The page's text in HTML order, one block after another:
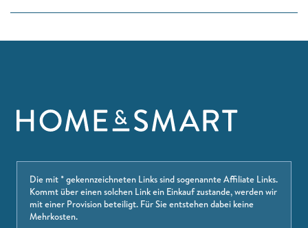
Die mit * gekennzeichneten Links sind sogenannte Affiliate Links.
Kommt über einen solchen Link ein Einkauf zustande, werden wir
mit einer Provision beteiligt. Für Sie entstehen dabei keine
Mehrkosten.